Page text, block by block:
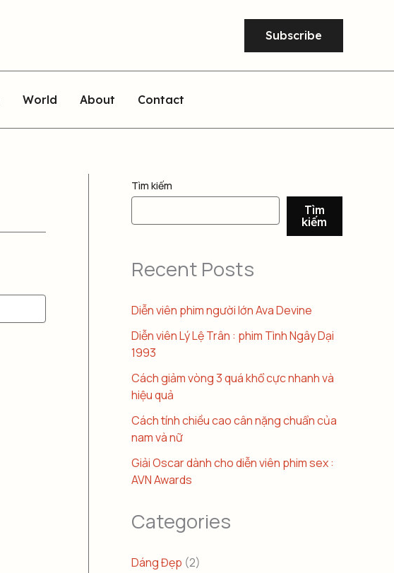
Subscribe
World About Contact
Tìm kiếm
Tìm
kiếm
Recent Posts
Diễn viên phim người lớn Ava Devine
Diễn viên Lý Lệ Trân : phim Tình Ngây Dại
1993
Cách giảm vòng 3 quá khổ cực nhanh và
hiệu quả
Cách tính chiều cao cân nặng chuẩn của
nam và nữ
Giải Oscar dành cho diễn viên phim sex :
AVN Awards
Categories
Dáng Đẹp (2)